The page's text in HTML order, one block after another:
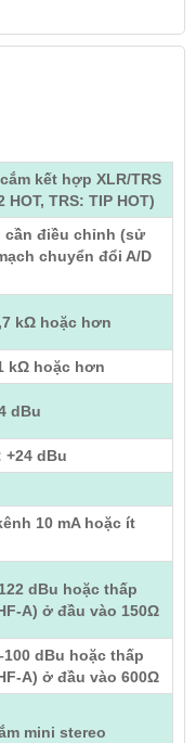
kết hợp XLR/TRS
HOT, TRS: TIP HOT)
cần điều chỉnh (sử
chuyển đổi A/D
kΩ hoặc hơn
kΩ hoặc hơn
dBu
+24 dBu
10 mA hoặc ít
dBu hoặc thấp
A) ở đầu vào 150Ω
dBu hoặc thấp
A) ở đầu vào 600Ω
mini stereo